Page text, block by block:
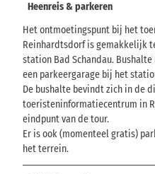
Heenreis & parkeren
Het ontmoetingspunt bij het
Reinhardtsdorf is gemakkelijk
station Bad Schandau.
een parkeergarage bij het
De bushalte bevindt zich in de
toeristeninformatiecentrum in
eindpunt van de tour.
Er is ook (momenteel gratis)
het terrein.